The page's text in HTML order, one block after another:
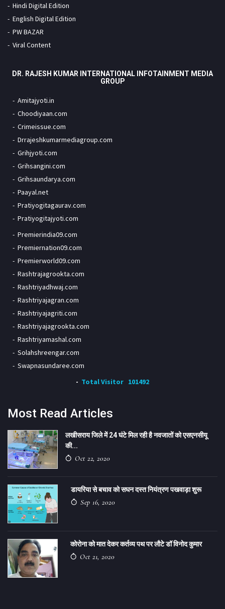
Hindi Digital Edition
English Digital Edition
PW BAZAR
Viral Content
DR. RAJESH KUMAR INTERNATIONAL INFOTAINMENT MEDIA
GROUP
Amitajyoti.in
Choodiyaan.com
Crimeissue.com
Drrajeshkumarmediagroup.com
Grihjyoti.com
Grihsangini.com
Grihsaundarya.com
Paayal.net
Pratiyogitagaurav.com
Pratiyogitajyoti.com
Premierindia09.com
Premiernation09.com
Premierworld09.com
Rashtrajagrookta.com
Rashtriyadhwaj.com
Rashtriyajagran.com
Rashtriyajagriti.com
Rashtriyajagrookta.com
Rashtriyamashal.com
Solahshreengar.com
Swapnasundaree.com
Total Visitor 101492
Most Read Articles
लखीसराय जिले में 24 घंटे मिल रही है नवजातों को एसएनसीयू
की...
Oct 22, 2020
डायरिया से बचाव को सघन दस्त नियंत्रण पखवाड़ा शुरू
Sep 16, 2020
कोरोना को मात देकर कर्तव्य पथ पर लौटे डॉ विनोद कुमार
Oct 21, 2020